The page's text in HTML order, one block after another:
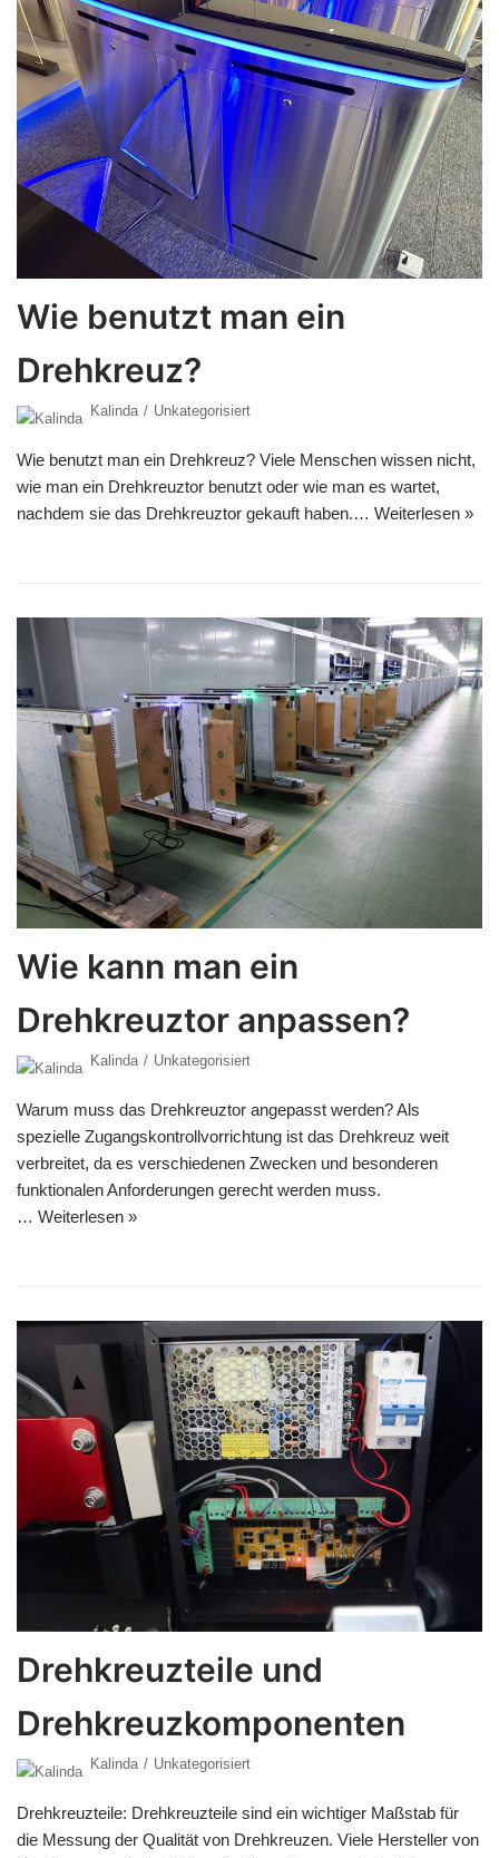
Wie benutzt man ein
Drehkreuz?
Kalinda Unkategorisiert
Wie benutzt man ein Drehkreuz? Viele Menschen wissen nicht,
wie man ein Drehkreuztor benutzt oder wie man es wartet,
nachdem sie das Drehkreuztor gekauft haben.… Weiterlesen »
Wie kann man ein
Drehkreuztor anpassen?
Kalinda Unkategorisiert
Warum muss das Drehkreuztor angepasst werden? Als
spezielle Zugangskontrollvorrichtung ist das Drehkreuz weit
verbreitet, da es verschiedenen Zwecken und besonderen
funktionalen Anforderungen gerecht werden muss.
… Weiterlesen »
Drehkreuzteile und
Drehkreuzkomponenten
Kalinda Unkategorisiert
Drehkreuzteile: Drehkreuzteile sind ein wichtiger Maßstab für
die Messung der Qualität von Drehkreuzen. Viele Hersteller von